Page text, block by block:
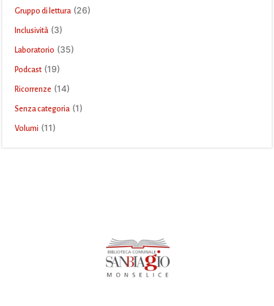
Gruppo di lettura (26)
Inclusività (3)
Laboratorio (35)
Podcast (19)
Ricorrenze (14)
Senza categoria (1)
Volumi (11)